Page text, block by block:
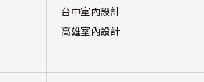
台中室內設計
高雄室內設計